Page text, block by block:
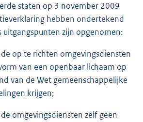
staten op 3 november 2009
hebben ondertekend
uitgangspunten zijn opgenomen:
op te richten omgevingsdiensten
van een openbaar lichaam op
van de Wet gemeenschappelijke
krijgen;
omgevingsdiensten zelf geen